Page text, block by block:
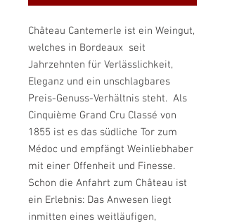
Château Cantemerle ist ein Weingut,
welches in Bordeaux seit
Jahrzehnten für Verlässlichkeit,
Eleganz und ein unschlagbares
Preis-Genuss-Verhältnis steht. Als
Cinquième Grand Cru Classé von
1855 ist es das südliche Tor zum
Médoc und empfängt Weinliebhaber
mit einer Offenheit und Finesse.
Schon die Anfahrt zum Château ist
ein Erlebnis: Das Anwesen liegt
inmitten eines weitläufigen,